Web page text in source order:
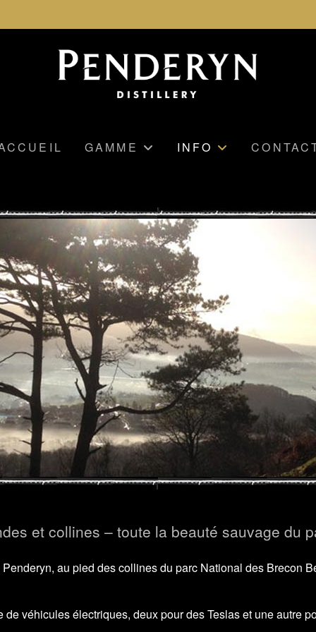
GAMME INFO
et collines – toute la beauté sauvage du
au pied des collines du parc National des Brecon
véhicules électriques, deux pour des Teslas et une autre